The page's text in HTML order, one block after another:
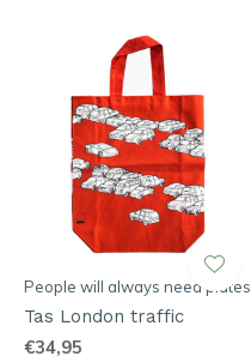
People will always need plates
Tas London traffic
€34,95